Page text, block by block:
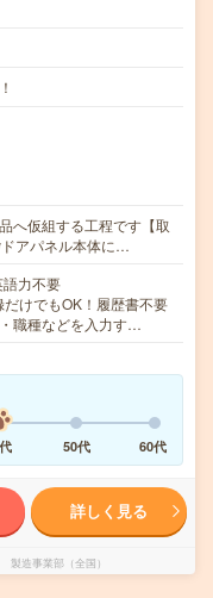
へ仮組する工程です【取
アパネル本体に…
力不要
けでもOK！履歴書不要
職種などを入力す…
50代 60代
詳しく見る
造事業部（全国）